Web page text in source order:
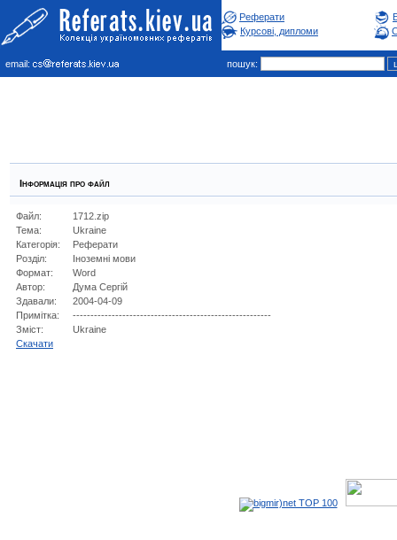
Реферати
Курсові, дипломи
email: пошук:
Інформація про файл
Файл:
1712.zip
Тема:
Ukraine
Категорія:
Реферати
Розділ:
Iноземнi мови
Формат:
Word
Автор:
Дума Сергій
Здавали:
2004-04-09
Примітка:
--------------------------------------------------------
Зміст:
Ukraine
Cкачати